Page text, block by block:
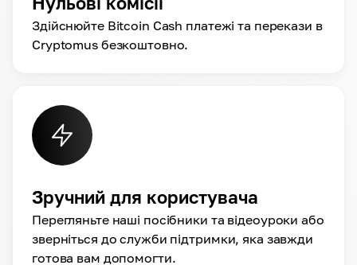
Здійснюйте Bitcoin Cash платежі та перекази в
Cryptomus безкоштовно.
Зручний для користувача
Перегляньте наші посібники та відеоуроки або
зверніться до служби підтримки, яка завжди
готова вам допомогти.